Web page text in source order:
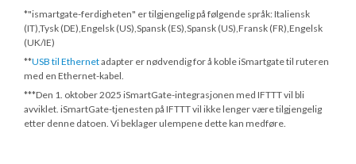
*"ismartgate-ferdigheten" er tilgjengelig på følgende språk: Italiensk
(IT),Tysk (DE),Engelsk (US),Spansk (ES),Spansk (US),Fransk (FR),Engelsk
(UK/IE)
**USB til Ethernetadapter er nødvendig for å koble iSmartgate til ruteren
med en Ethernet-kabel.
***Den 1. oktober 2025 iSmartGate-integrasjonen med IFTTT vil bli
avviklet. iSmartGate-tjenesten på IFTTT vil ikke lenger være tilgjengelig
etter denne datoen. Vi beklager ulempene dette kan medføre.